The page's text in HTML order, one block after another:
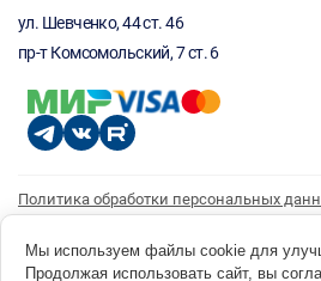
ул. Шевченко, 44 ст. 46
пр-т Комсомольский, 7 ст. 6
Политика обработки персональных
Согласие на получение рассылки
Мы используем файлы cookie для
Продолжая использовать сайт, вы